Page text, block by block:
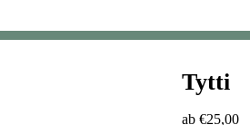
Tytti
ab€25,00